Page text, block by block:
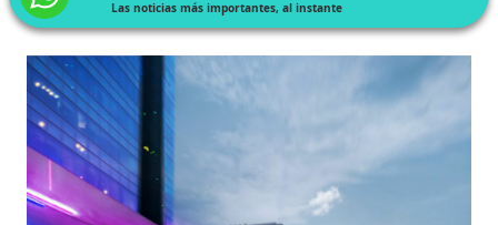
Las noticias más importantes, al instante